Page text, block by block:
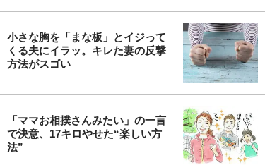
小さな胸を「まな板」とイジって
くる夫にイラッ。キレた妻の反撃
方法がスゴい
「ママお相撲さんみたい」の一言
で決意、17キロやせた“楽しい方
法”